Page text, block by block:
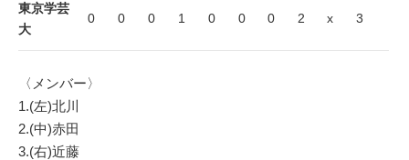
東京学芸
大
0 0 0 1 0 0 0 2 x 3
〈メンバー〉
1.(左)北川
2.(中)赤田
3.(右)近藤